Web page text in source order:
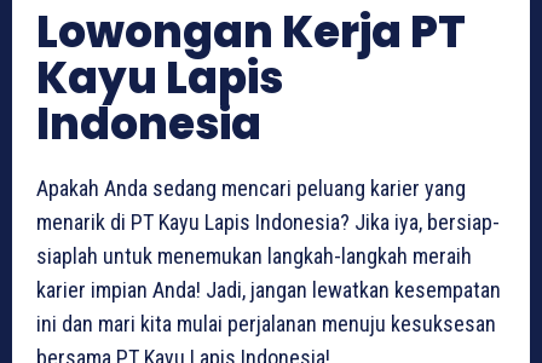
Lowongan Kerja PT
Kayu Lapis
Indonesia
Apakah Anda sedang mencari peluang karier yang
menarik di PT Kayu Lapis Indonesia? Jika iya, bersiap-
siaplah untuk menemukan langkah-langkah meraih
karier impian Anda! Jadi, jangan lewatkan kesempatan
ini dan mari kita mulai perjalanan menuju kesuksesan
bersama PT Kayu Lapis Indonesia!